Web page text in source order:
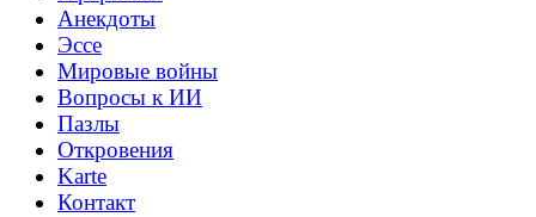
Анекдоты
Эссе
Мировые войны
Вопросы к ИИ
Пазлы
Откровения
Karte
Контакт